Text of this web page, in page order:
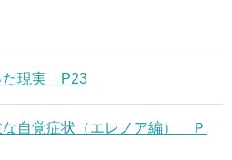
た現実 P23
な自覚症状（エレノア編） Ｐ